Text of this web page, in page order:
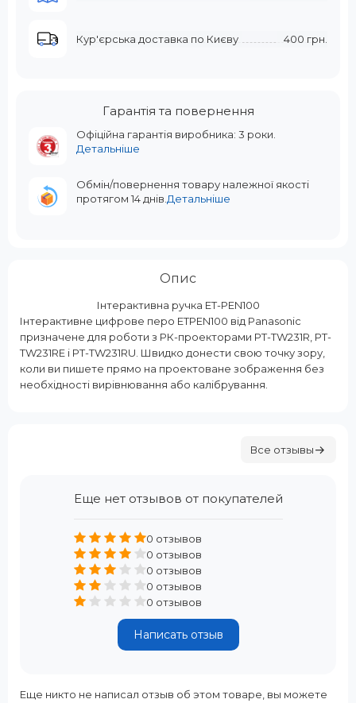
Кур'єрська доставка по Києву 400 грн.
Гарантія та повернення
Офіційна гарантія виробника: 3 роки.
Детальніше
Обмін/повернення товару належної якості
протягом 14 днів. Детальніше
Опис
Інтерактивна ручка ET-PEN100
Інтерактивне цифрове перо ETPEN100 від Panasonic
призначене для роботи з РК-проекторами PT-TW231R, PT-
TW231RE і PT-TW231RU. Швидко донести свою точку зору,
коли ви пишете прямо на проектоване зображення без
необхідності вирівнювання або калібрування.
Все отзывы
Еще нет отзывов от покупателей
0 отзывов
0 отзывов
0 отзывов
0 отзывов
0 отзывов
Написать отзыв
Еще никто не написал отзыв об этом товаре, вы можете